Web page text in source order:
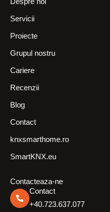
Despre noi
Servicii
Proiecte
Grupul nostru
Cariere
Recenzii
Blog
Contact
knxsmarthome.ro
SmartKNX.eu
Contacteaza-ne
Contact
+40.723.637.077